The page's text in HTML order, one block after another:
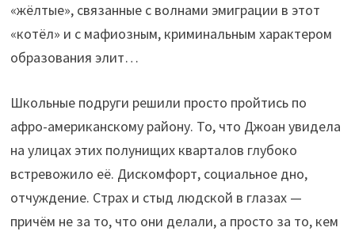
«жёлтые», связанные с волнами эмиграции в этот
«котёл» и с мафиозным, криминальным характером
образования элит…
Школьные подруги решили просто пройтись по
афро-американскому району. То, что Джоан увидела
на улицах этих полунищих кварталов глубоко
встревожило её. Дискомфорт, социальное дно,
отчуждение. Страх и стыд людской в глазах —
причём не за то, что они делали, а просто за то, кем